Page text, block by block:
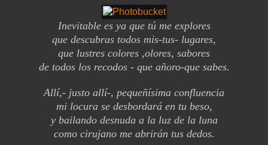
Inevitable es ya que tú me explores
que descubras todos mis-tus- lugares,
que lustres colores ,olores, sabores
de todos los recodos - que añoro-que sabes.
Allí,- justo allí-, pequeñísima confluencia
mi locura se desbordará en tu beso,
y bailando desnuda a la luz de la luna
como cirujano me abrirán tus dedos.